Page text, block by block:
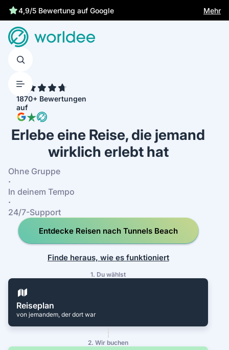
4,9/5 Bewertung auf Google
Mehr
1870+ Bewertungen
auf
Erlebe eine Reise, die jemand
wirklich erlebt hat
Ohne Gruppe
·
In deinem Tempo
·
24/7-Support
Entdecke Reisen nach Tunnels Beach
Finde heraus, wie es funktioniert
1. Du wählst
Reiseplan
von jemandem, der dort war
2. Wir buchen